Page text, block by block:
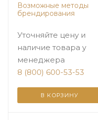
Возможные методы
брендирования
Уточняйте цену и
наличие товара у
менеджера
8 (800) 600-53-53
В КОРЗИНУ